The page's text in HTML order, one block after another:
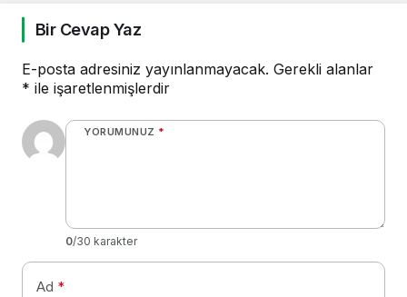
Bir Cevap Yaz
E-posta adresiniz yayınlanmayacak. Gerekli alanlar
* ile işaretlenmişlerdir
YORUMUNUZ *
0/30 karakter
Ad *